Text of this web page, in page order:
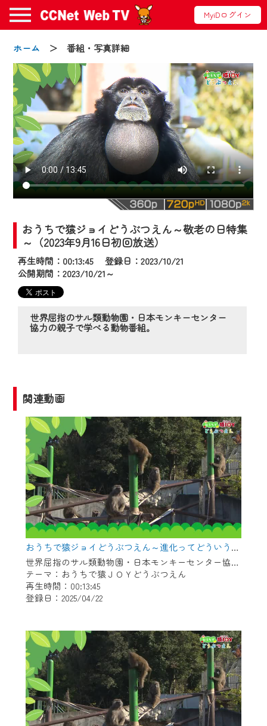
MyiDログイン
ホーム ＞ 番組・写真詳細
おうちで猿ジョイどうぶつえん～敬老の日特集
～（2023年9月16日初回放送）
再生時間：00:13:45 登録日：2023/10/21
公開期間：2023/10/21～
世界屈指のサル類動物園・日本モンキーセンター
協力の親子で学べる動物番組。
関連動画
おうちで猿ジョイどうぶつえん～進化ってどういうこと？～（2025年3月16日初回放送）
世界屈指のサル類動物園・日本モンキーセンター協力の親子で学べる動物番組。
テーマ：おうちで猿ＪＯＹどうぶつえん
再生時間：00:13:45
登録日：2025/04/22
お知らせ
2024/09/02
動画配信サービス『CCNet Web TV』は2024
年9月24日からリニューアルします！
【変更点】
◆デザイン変更により、お住まいの地域
の動画コンテンツが一目瞭然。
◆当社アプリやＰＣブラウザから、いつ
でも・どこでも・外出先でも！
CCNetサービスエリア20市町の地域情報
番組をご視聴いただけます！
ビス向上のため、
一部コンテンツを除き、
CCNetサービスへの加入と『CCNetマイ
ページ※』へのログインが必要となりま
す。
何卒、ご理解ご了承の程よろしくお願い
いたします。
※マイページへのログインには、MyIDが必
要となります。
※MyIDとは、CCNet Web TVを含むCCNetの
各種サービスをご利用頂くためのIDです。
IDはお客様が使っているメールアドレス
（GmailやYahooなどのフリーメールアドレ
スでも作成可能です）
※マイページへのログイン・MyIDの新規登
録は こちら から
※CCNetアプリをご利用中の方は引き続き
ご視聴いただけます。